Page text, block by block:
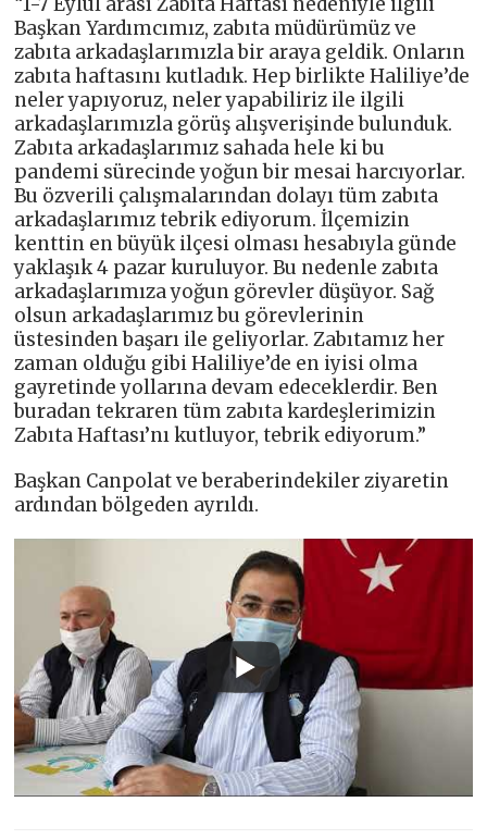
Başkan Yardımcımız, zabıta müdürümüz ve
zabıta arkadaşlarımızla bir araya geldik. Onların
zabıta haftasını kutladık. Hep birlikte Haliliye’de
neler yapıyoruz, neler yapabiliriz ile ilgili
arkadaşlarımızla görüş alışverişinde bulunduk.
Zabıta arkadaşlarımız sahada hele ki bu
pandemi sürecinde yoğun bir mesai harcıyorlar.
Bu özverili çalışmalarından dolayı tüm zabıta
arkadaşlarımız tebrik ediyorum. İlçemizin
kenttin en büyük ilçesi olması hesabıyla günde
yaklaşık 4 pazar kuruluyor. Bu nedenle zabıta
arkadaşlarımıza yoğun görevler düşüyor. Sağ
olsun arkadaşlarımız bu görevlerinin
üstesinden başarı ile geliyorlar. Zabıtamız her
zaman olduğu gibi Haliliye’de en iyisi olma
gayretinde yollarına devam edeceklerdir. Ben
buradan tekraren tüm zabıta kardeşlerimizin
Zabıta Haftası’nı kutluyor, tebrik ediyorum.”
Başkan Canpolat ve beraberindekiler ziyaretin
ardından bölgeden ayrıldı.